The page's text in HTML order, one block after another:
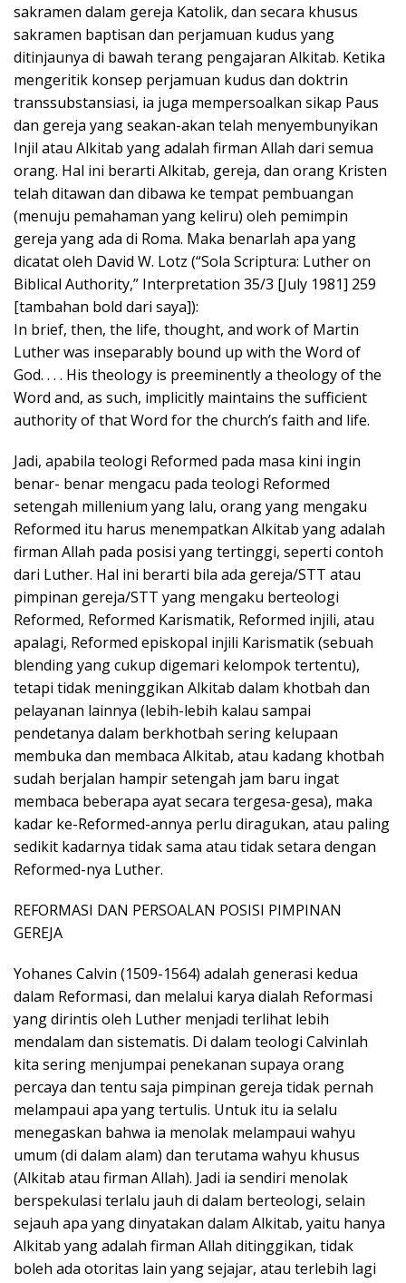
sakramen dalam gereja Katolik, dan secara khusus
sakramen baptisan dan perjamuan kudus yang
ditinjaunya di bawah terang pengajaran Alkitab. Ketika
mengeritik konsep perjamuan kudus dan doktrin
transsubstansiasi, ia juga mempersoalkan sikap Paus
dan gereja yang seakan-akan telah menyembunyikan
Injil atau Alkitab yang adalah firman Allah dari semua
orang. Hal ini berarti Alkitab, gereja, dan orang Kristen
telah ditawan dan dibawa ke tempat pembuangan
(menuju pemahaman yang keliru) oleh pemimpin
gereja yang ada di Roma. Maka benarlah apa yang
dicatat oleh David W. Lotz (“Sola Scriptura: Luther on
Biblical Authority,” Interpretation 35/3 [July 1981] 259
[tambahan bold dari saya]):
In brief, then, the life, thought, and work of Martin
Luther was inseparably bound up with the Word of
God. . . . His theology is preeminently a theology of the
Word and, as such, implicitly maintains the sufficient
authority of that Word for the church’s faith and life.
Jadi, apabila teologi Reformed pada masa kini ingin
benar- benar mengacu pada teologi Reformed
setengah millenium yang lalu, orang yang mengaku
Reformed itu harus menempatkan Alkitab yang adalah
firman Allah pada posisi yang tertinggi, seperti contoh
dari Luther. Hal ini berarti bila ada gereja/STT atau
pimpinan gereja/STT yang mengaku berteologi
Reformed, Reformed Karismatik, Reformed injili, atau
apalagi, Reformed episkopal injili Karismatik (sebuah
blending yang cukup digemari kelompok tertentu),
tetapi tidak meninggikan Alkitab dalam khotbah dan
pelayanan lainnya (lebih-lebih kalau sampai
pendetanya dalam berkhotbah sering kelupaan
membuka dan membaca Alkitab, atau kadang khotbah
sudah berjalan hampir setengah jam baru ingat
membaca beberapa ayat secara tergesa-gesa), maka
kadar ke-Reformed-annya perlu diragukan, atau paling
sedikit kadarnya tidak sama atau tidak setara dengan
Reformed-nya Luther.
REFORMASI DAN PERSOALAN POSISI PIMPINAN
GEREJA
Yohanes Calvin (1509-1564) adalah generasi kedua
dalam Reformasi, dan melalui karya dialah Reformasi
yang dirintis oleh Luther menjadi terlihat lebih
mendalam dan sistematis. Di dalam teologi Calvinlah
kita sering menjumpai penekanan supaya orang
percaya dan tentu saja pimpinan gereja tidak pernah
melampaui apa yang tertulis. Untuk itu ia selalu
menegaskan bahwa ia menolak melampaui wahyu
umum (di dalam alam) dan terutama wahyu khusus
(Alkitab atau firman Allah). Jadi ia sendiri menolak
berspekulasi terlalu jauh di dalam berteologi, selain
sejauh apa yang dinyatakan dalam Alkitab, yaitu hanya
Alkitab yang adalah firman Allah ditinggikan, tidak
boleh ada otoritas lain yang sejajar, atau terlebih lagi